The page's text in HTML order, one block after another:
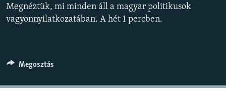
Auto 360p
480p
Megnéztük, mi minden áll a magyar politikusok
vagyonnyilatkozatában. A hét 1 percben.
Megosztás